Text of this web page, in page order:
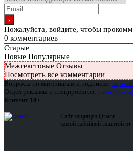
Пожалуйста, войдите, чтобы
0 комментариев
Старые
Новые Популярные
Межтекстовые Отзывы
Посмотреть все комментарии
Вопросы по материалам и подписке:
Отдел рекламы и спецпроектов:
Контент 18+
Сайт защищен Qrator —
самой забойной защитой